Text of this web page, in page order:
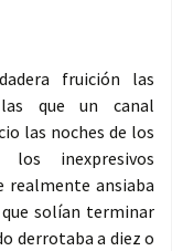
fruición las
que un canal
las noches de los
inexpresivos
realmente ansiaba
solían terminar
derrotaba a diez o